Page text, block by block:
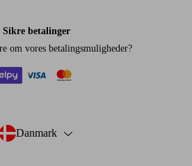
Sikre betalinger
om vores betalingsmuligheder?
Danmark
- Vælg land